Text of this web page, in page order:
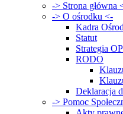
-> Strona główna
-> O ośrodku <-
Kadra
Statut
Strategia
RODO
Deklaracja
-> Pomoc